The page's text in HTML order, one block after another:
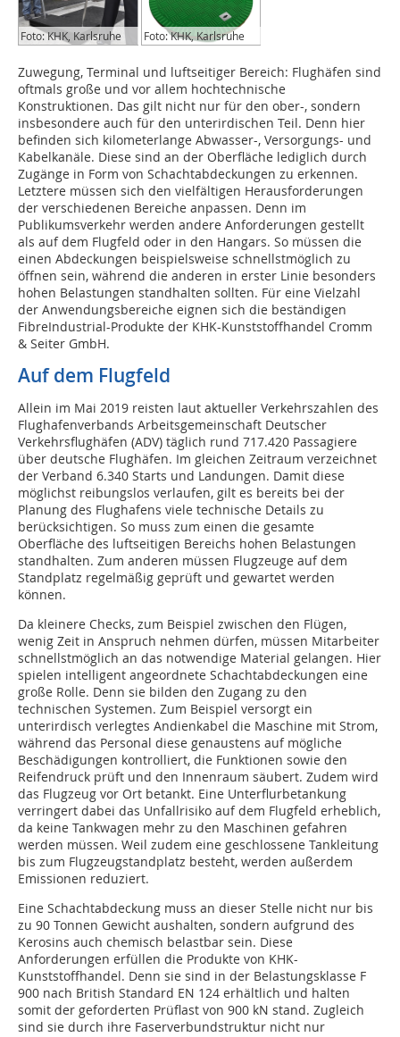
Foto: KHK, Karlsruhe Foto: KHK, Karlsruhe
Zuwegung, Terminal und luftseitiger Bereich: Flughäfen sind
oftmals große und vor allem hochtechnische
Konstruktionen. Das gilt nicht nur für den ober-, sondern
insbesondere auch für den unterirdischen Teil. Denn hier
befinden sich kilometerlange Abwasser-, Versorgungs- und
Kabelkanäle. Diese sind an der Oberfläche lediglich durch
Zugänge in Form von Schachtabdeckungen zu erkennen.
Letztere müssen sich den vielfältigen Herausforderungen
der verschiedenen Bereiche anpassen. Denn im
Publikumsverkehr werden andere Anforderungen gestellt
als auf dem Flugfeld oder in den Hangars. So müssen die
einen Abdeckungen beispielsweise schnellstmöglich zu
öffnen sein, während die anderen in erster Linie besonders
hohen Belastungen standhalten sollten. Für eine Vielzahl
der Anwendungsbereiche eignen sich die beständigen
FibreIndustrial-Produkte der KHK-Kunststoffhandel Cromm
& Seiter GmbH.
Auf dem Flugfeld
Allein im Mai 2019 reisten laut aktueller Verkehrszahlen des
Flughafenverbands Arbeitsgemeinschaft Deutscher
Verkehrsflughäfen (ADV) täglich rund 717.420 Passagiere
über deutsche Flughäfen. Im gleichen Zeitraum verzeichnet
der Verband 6.340 Starts und Landungen. Damit diese
möglichst reibungslos verlaufen, gilt es bereits bei der
Planung des Flughafens viele technische Details zu
berücksichtigen. So muss zum einen die gesamte
Oberfläche des luftseitigen Bereichs hohen Belastungen
standhalten. Zum anderen müssen Flugzeuge auf dem
Standplatz regelmäßig geprüft und gewartet werden
können.
Da kleinere Checks, zum Beispiel zwischen den Flügen,
wenig Zeit in Anspruch nehmen dürfen, müssen Mitarbeiter
schnellstmöglich an das notwendige Material gelangen. Hier
spielen intelligent angeordnete Schachtabdeckungen eine
große Rolle. Denn sie bilden den Zugang zu den
technischen Systemen. Zum Beispiel versorgt ein
unterirdisch verlegtes Andienkabel die Maschine mit Strom,
während das Personal diese genaustens auf mögliche
Beschädigungen kontrolliert, die Funktionen sowie den
Reifendruck prüft und den Innenraum säubert. Zudem wird
das Flugzeug vor Ort betankt. Eine Unterflurbetankung
verringert dabei das Unfallrisiko auf dem Flugfeld erheblich,
da keine Tankwagen mehr zu den Maschinen gefahren
werden müssen. Weil zudem eine geschlossene Tankleitung
bis zum Flugzeugstandplatz besteht, werden außerdem
Emissionen reduziert.
Eine Schachtabdeckung muss an dieser Stelle nicht nur bis
zu 90 Tonnen Gewicht aushalten, sondern aufgrund des
Kerosins auch chemisch belastbar sein. Diese
Anforderungen erfüllen die Produkte von KHK-
Kunststoffhandel. Denn sie sind in der Belastungsklasse F
900 nach British Standard EN 124 erhältlich und halten
somit der geforderten Prüflast von 900 kN stand. Zugleich
sind sie durch ihre Faserverbundstruktur nicht nur